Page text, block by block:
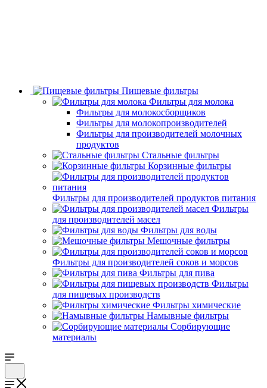
Пищевые фильтры
Фильтры для молока
Фильтры для молокосборщиков
Фильтры для молокопроизводителей
Фильтры для производителей молочных
продуктов
Стальные фильтры
Корзинные фильтры
Фильтры для производителей продуктов питания
Фильтры
для производителей масел
Фильтры для воды
Мешочные фильтры
Фильтры для производителей соков и морсов
Фильтры для пива
Фильтры
для пищевых производств
Фильтры химические
Намывные фильтры
Сорбирующие
материалы